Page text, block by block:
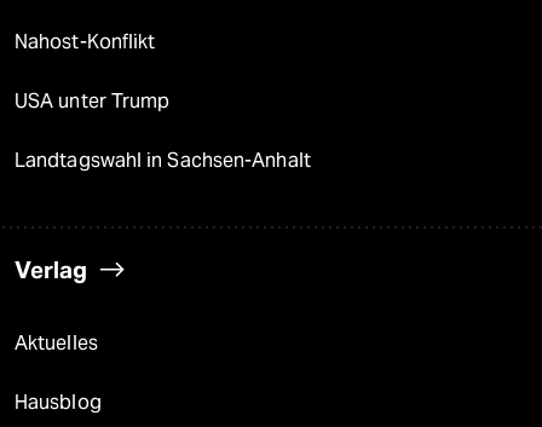
Nahost-Konflikt
USA unter Trump
Landtagswahl in Sachsen-Anhalt
Verlag
Aktuelles
Hausblog